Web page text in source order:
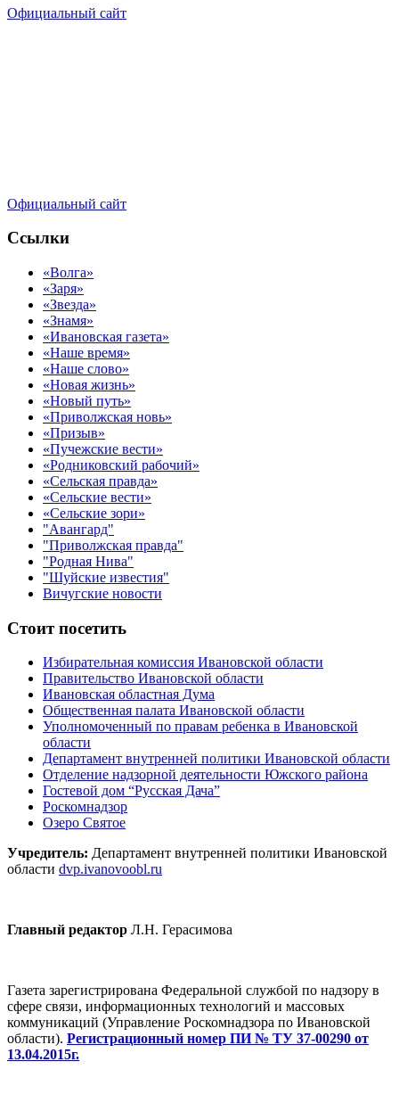
Официальный сайт
Официальный сайт
Ссылки
«Волга»
«Заря»
«Звезда»
«Знамя»
«Ивановская газета»
«Наше время»
«Наше слово»
«Новая жизнь»
«Новый путь»
«Приволжская новь»
«Призыв»
«Пучежские вести»
«Родниковский рабочий»
«Сельская правда»
«Сельские вести»
«Сельские зори»
"Авангард"
"Приволжская правда"
"Родная Нива"
"Шуйские известия"
Вичугские новости
Стоит посетить
Избирательная комиссия Ивановской области
Правительство Ивановской области
Ивановская областная Дума
Общественная палата Ивановской области
Уполномоченный по правам ребенка в Ивановской
области
Департамент внутренней политики Ивановской области
Отделение надзорной деятельности Южского района
Гостевой дом “Русская Дача”
Роскомнадзор
Озеро Святое
Учредитель: Департамент внутренней политики Ивановской
области dvp.ivanovoobl.ru
Главный редактор Л.Н. Герасимова
Газета зарегистрирована Федеральной службой по надзору в
сфере связи, информационных технологий и массовых
коммуникаций (Управление Роскомнадзора по Ивановской
области). Регистрационный номер ПИ № ТУ 37-00290 от
13.04.2015г.